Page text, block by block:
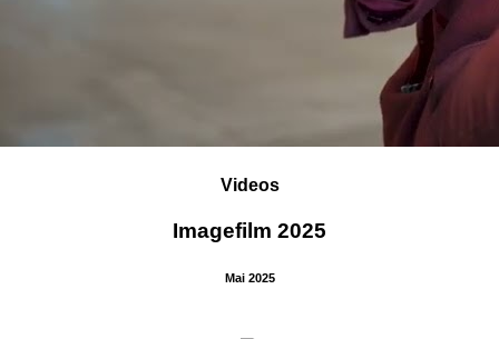
Videos
Imagefilm 2025
Mai 2025